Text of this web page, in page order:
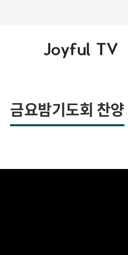
금요밤기도회 찬양